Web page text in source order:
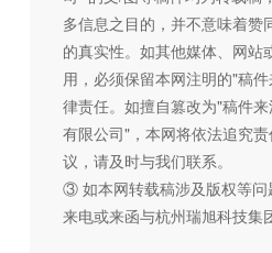
多信息之目的，并不意味着赞
的真实性。如其他媒体、网站
用，必须保留本网注明的"稿
律责任。如擅自篡改为"稿件
有限公司"，本网将依法追究
议，请及时与我们联系。
③ 如本网转载稿涉及版权等问
来电或来函与杭州瑞旭科技集